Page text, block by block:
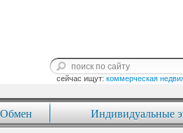
сейчас ищут: коммерческая
Обмен Индивидуальные